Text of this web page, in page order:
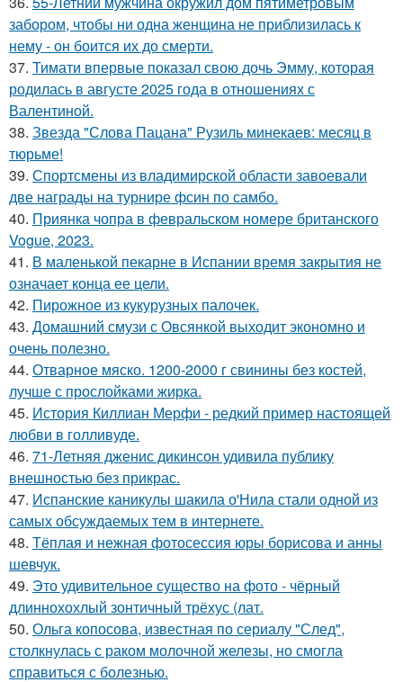
забором, чтобы ни одна женщина не приблизилась к
нему - он боится их до смерти.
37. Тимати впервые показал свою дочь Эмму, которая
родилась в августе 2025 года в отношениях с
Валентиной.
38. Звезда "Слова Пацана" Рузиль минекаев: месяц в
тюрьме!
39. Спортсмены из владимирской области завоевали
две награды на турнире фсин по самбо.
40. Приянка чопра в февральском номере британского
Vogue, 2023.
41. В маленькой пекарне в Испании время закрытия не
означает конца ее цели.
42. Пирожное из кукурузных палочек.
43. Домашний смузи с Овсянкой выходит экономно и
очень полезно.
44. Отварное мяско. 1200-2000 г свинины без костей,
лучше с прослойками жирка.
45. История Киллиан Мерфи - редкий пример настоящей
любви в голливуде.
46. 71-Летняя дженис дикинсон удивила публику
внешностью без прикрас.
47. Испанские каникулы шакила о'Нила стали одной из
самых обсуждаемых тем в интернете.
48. Тёплая и нежная фотосессия юры борисова и анны
шевчук.
49. Это удивительное существо на фото - чёрный
длиннохохлый зонтичный трёхус (лат.
50. Ольга копосова, известная по сериалу "След",
столкнулась с раком молочной железы, но смогла
справиться с болезнью.